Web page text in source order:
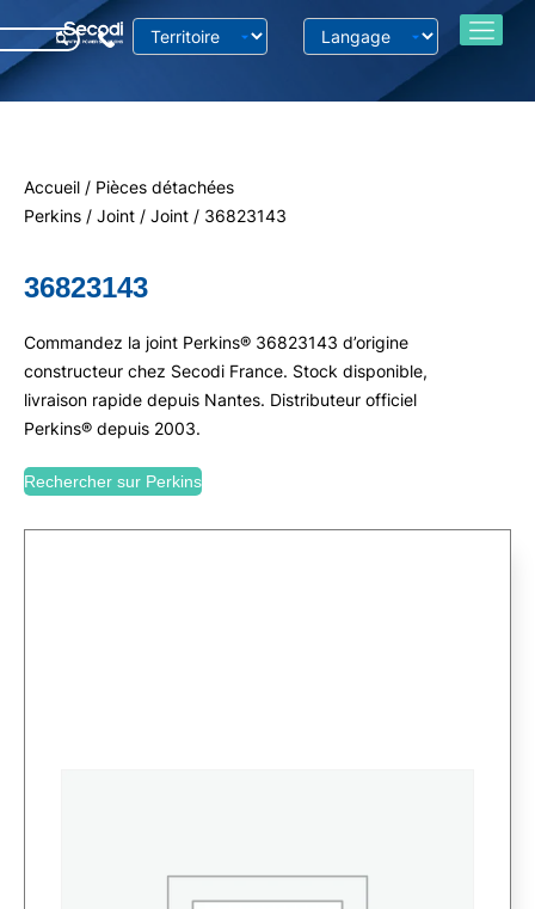
Accueil / Pièces détachées
Perkins / Joint / Joint / 36823143
36823143
Commandez la joint Perkins® 36823143 d’origine
constructeur chez Secodi France. Stock disponible,
livraison rapide depuis Nantes. Distributeur officiel
Perkins® depuis 2003.
Rechercher sur Perkins